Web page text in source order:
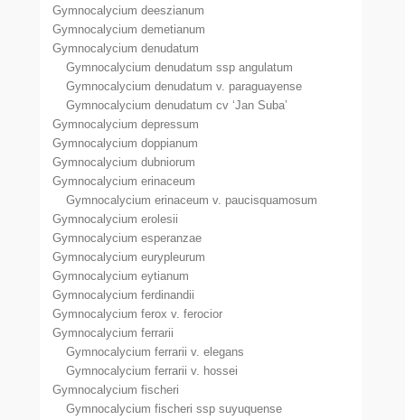
Gymnocalycium deeszianum
Gymnocalycium demetianum
Gymnocalycium denudatum
Gymnocalycium denudatum ssp angulatum
Gymnocalycium denudatum v. paraguayense
Gymnocalycium denudatum cv ‘Jan Suba’
Gymnocalycium depressum
Gymnocalycium doppianum
Gymnocalycium dubniorum
Gymnocalycium erinaceum
Gymnocalycium erinaceum v. paucisquamosum
Gymnocalycium erolesii
Gymnocalycium esperanzae
Gymnocalycium eurypleurum
Gymnocalycium eytianum
Gymnocalycium ferdinandii
Gymnocalycium ferox v. ferocior
Gymnocalycium ferrarii
Gymnocalycium ferrarii v. elegans
Gymnocalycium ferrarii v. hossei
Gymnocalycium fischeri
Gymnocalycium fischeri ssp suyuquense